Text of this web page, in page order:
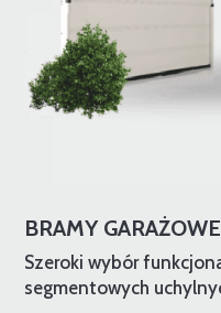
BRAMY GARAŻOWE
Szeroki wybór
segmentowych